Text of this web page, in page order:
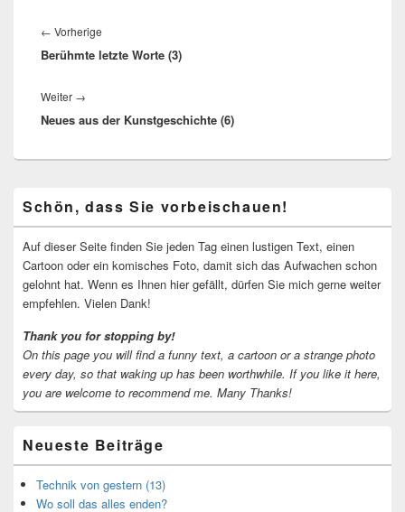
← Vorherige
Beitrag:
Berühmte letzte Worte (3)
Weiter →
Beitrag:
Neues aus der Kunstgeschichte (6)
Seitenleisten-
Widgetbereich
Schön, dass Sie vorbeischauen!
Auf dieser Seite finden Sie jeden Tag einen lustigen Text, einen
Cartoon oder ein komisches Foto, damit sich das Aufwachen schon
gelohnt hat. Wenn es Ihnen hier gefällt, dürfen Sie mich gerne weiter
empfehlen. Vielen Dank!
Thank you for stopping by!
On this page you will find a funny text, a cartoon or a strange photo
every day, so that waking up has been worthwhile. If you like it here,
you are welcome to recommend me. Many Thanks!
Neueste Beiträge
Technik von gestern (13)
Wo soll das alles enden?